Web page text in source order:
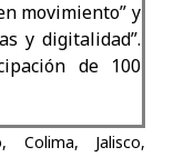
movimiento” y
y digitalidad”.
de 100
Colima, Jalisco,